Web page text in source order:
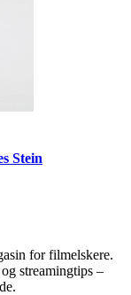
Stein
for filmelskere.
streamingtips –